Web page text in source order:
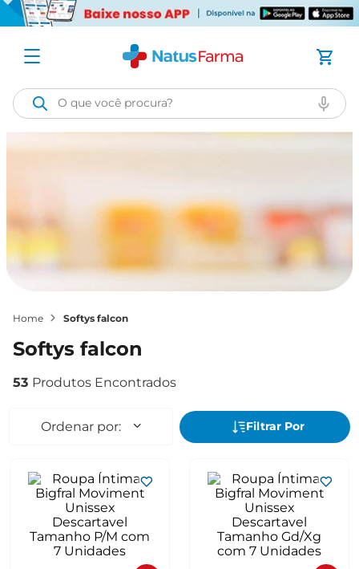
O que você procura?
softys falcon
softys falcon
53